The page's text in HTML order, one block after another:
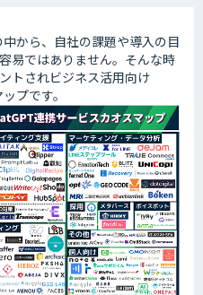
から、自社の課題や導入の目
易ではありません。そんな時
トされビジネス活用向け
プです。